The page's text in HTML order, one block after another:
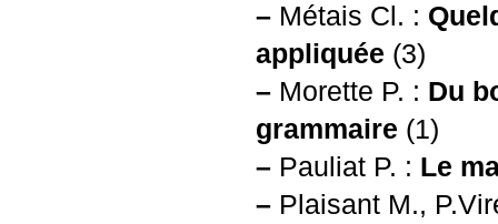
– Métais Cl. :
appliquée (3)
– Morette P. : Du
grammaire (1)
– Pauliat P. : Le
– Plaisant M.,